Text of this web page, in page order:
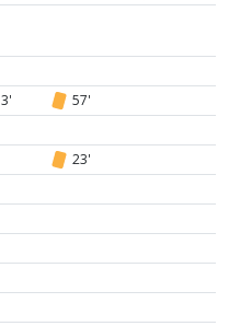
3' 57'
23'